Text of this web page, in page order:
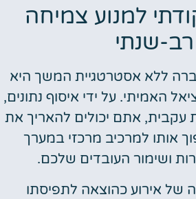
למנוע צמיחה
רב-שנתי
ללא אסטרטגיית המשך היא
האמיתי. על ידי איסוף נתונים,
עקבית, אתם יכולים להאריך את
אותו למרכיב מרכזי במערך
ושימור העובדים שלכם.
של אירוע כהוצאה לתפיסתו